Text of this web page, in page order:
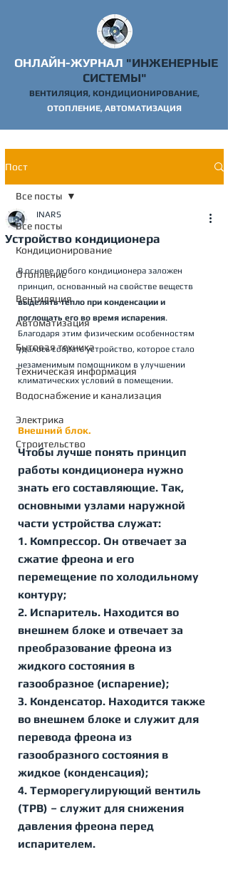
ОНЛАЙН-ЖУРНАЛ "ИНЖЕНЕРНЫЕ
СИСТЕМЫ"
ВЕНТИЛЯЦИЯ, КОНДИЦИОНИРОВАНИЕ,
ОТОПЛЕНИЕ, АВТОМАТИЗАЦИЯ
Пост
Все посты
Кондиционирование
Отопление
Вентиляция
Автоматизация
Бытовая техника
Техническая информация
Водоснабжение и канализация
Электрика
Строительство
Все посты
Устройство кондиционера
INARS
В основе любого кондиционера заложен
принцип, основанный на свойстве веществ
выделять тепло при конденсации и
поглощать его во время испарения.
Благодаря этим физическим особенностям
удалось собрать устройство, которое стало
незаменимым помощником в улучшении
климатических условий в помещении.
Внешний блок.
Чтобы лучше понять принцип
работы кондиционера нужно
знать его составляющие. Так,
основными узлами наружной
части устройства служат:
1. Компрессор. Он отвечает за
сжатие фреона и его
перемещение по холодильному
контуру;
2. Испаритель. Находится во
внешнем блоке и отвечает за
преобразование фреона из
жидкого состояния в
газообразное (испарение);
3. Конденсатор. Находится также
во внешнем блоке и служит для
перевода фреона из
газообразного состояния в
жидкое (конденсация);
4. Терморегулирующий вентиль
(ТРВ) – служит для снижения
давления фреона перед
испарителем.